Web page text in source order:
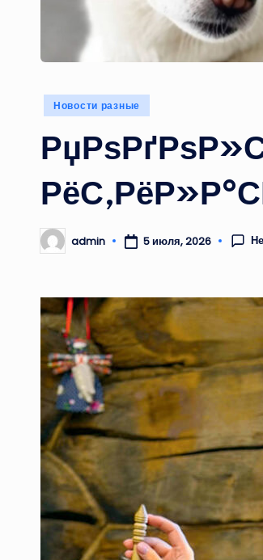
Опубликовано
Новости разные
Запись
от
admin 5 июля, 2026